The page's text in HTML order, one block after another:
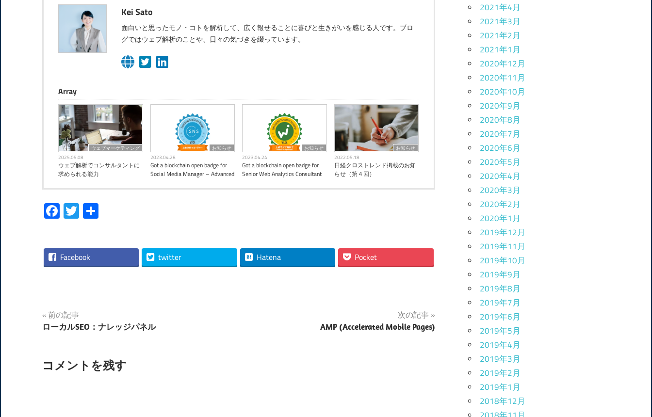
Kei Sato
面白いと思ったモノ・コトを解析して、広く報せることに喜びと生きがいを感じる人です。ブロ
グではウェブ解析のことや、日々の気づきを綴っています。
Array
ウェブマーケティング
2025.05.08
ウェブ解析でコンサルタントに
求められる能力
お知らせ
2023.04.28
Got a blockchain open badge for
Social Media Manager – Advanced
お知らせ
2023.04.24
Got a blockchain open badge for
Senior Web Analytics Consultant
お知らせ
2022.05.18
日経クロストレンド掲載のお知
らせ（第４回）
Facebook
Twitter
Facebook twitter Hatena Pocket
投
稿
ビ
前の記事
ローカルSEO：ナレッジパネル
次の記事
AMP (Accelerated Mobile Pages)
コメントを残す
2021年4月
2021年3月
2021年2月
2021年1月
2020年12月
2020年11月
2020年10月
2020年9月
2020年8月
2020年7月
2020年6月
2020年5月
2020年4月
2020年3月
2020年2月
2020年1月
2019年12月
2019年11月
2019年10月
2019年9月
2019年8月
2019年7月
2019年6月
2019年5月
2019年4月
2019年3月
2019年2月
2019年1月
2018年12月